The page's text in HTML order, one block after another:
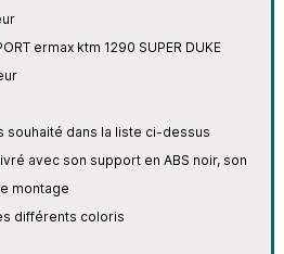
ermax ktm 1290 SUPER DUKE
dans la liste ci-dessus
avec son support en ABS noir, son
montage
différents coloris